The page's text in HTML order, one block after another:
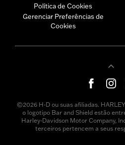
Política de Cookies
Gerenciar Preferências de
Cookies
©2026 H-D ou suas afiliadas.
o logotipo Bar and Shield estão
Harley-Davidson Motor Company,
terceiros pertencem a seus